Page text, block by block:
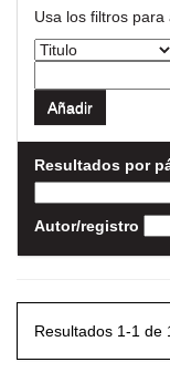
Usa los filtros para
Resultados por
Autor/registro
Resultados 1-1 de